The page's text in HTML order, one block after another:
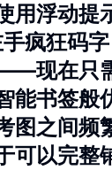
用浮动提
疯狂码
现在只
能书签般
图之间
可以完整